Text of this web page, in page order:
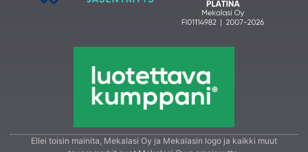
Ellei toisin mainita, Mekalasi Oy ja Mekalasin logo ja kaikki muut